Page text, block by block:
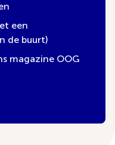
een
de buurt)
magazine OOG